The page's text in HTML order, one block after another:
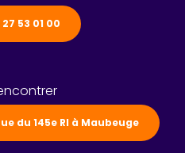
27 53 01 00
du 145e RI à Maubeuge